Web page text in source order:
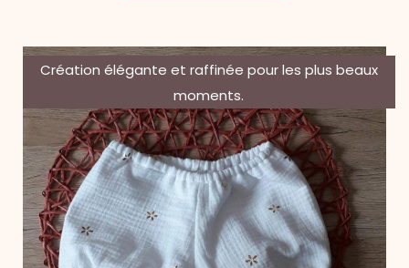
Création élégante et raffinée pour les plus beaux
moments.